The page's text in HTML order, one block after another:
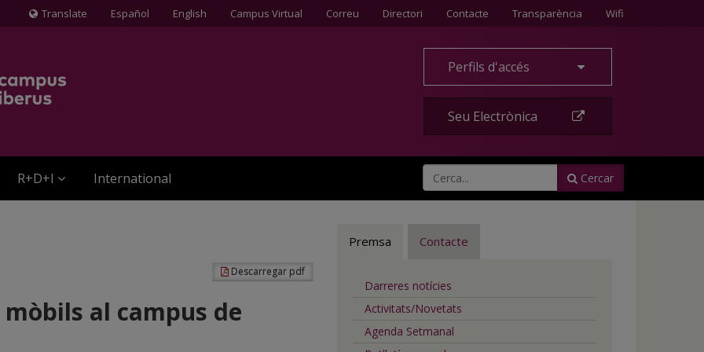
Icona
Translate Español English Campus Virtual Correu Directori Contacte
Contacte Transparència Wifi
Perfils d'accés
Seu Electrònica
R+D+I International Cercar
Descarregar pdf
al campus de
Premsa Contacte
Darreres notícies
Activitats/Novetats
Agenda Setmanal